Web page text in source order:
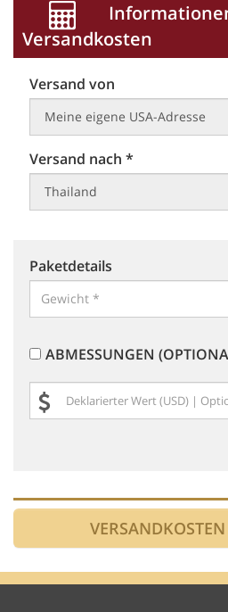
Versandkosten
Versand von
Versand nach *
Paketdetails
ABMESSUNGEN